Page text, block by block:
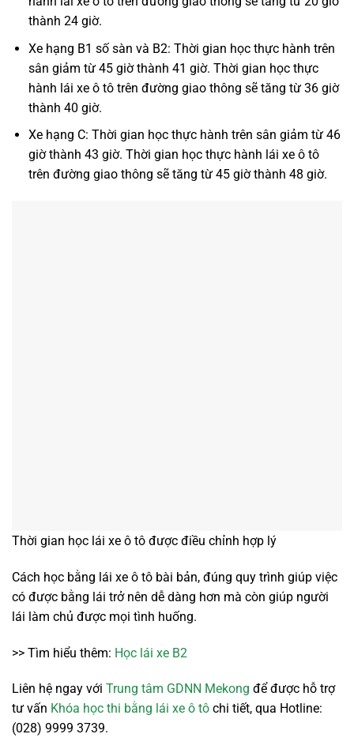
thành 24 giờ.
Xe hạng B1 số sàn và B2: Thời gian học thực hành trên
sân giảm từ 45 giờ thành 41 giờ. Thời gian học thực
hành lái xe ô tô trên đường giao thông sẽ tăng từ 36 giờ
thành 40 giờ.
Xe hạng C: Thời gian học thực hành trên sân giảm từ 46
giờ thành 43 giờ. Thời gian học thực hành lái xe ô tô
trên đường giao thông sẽ tăng từ 45 giờ thành 48 giờ.
Thời gian học lái xe ô tô được điều chỉnh hợp lý
Cách học bằng lái xe ô tô bài bản, đúng quy trình giúp việc
có được bằng lái trở nên dễ dàng hơn mà còn giúp người
lái làm chủ được mọi tình huống.
>> Tìm hiểu thêm: Học lái xe B2
Liên hệ ngay với Trung tâm GDNN Mekong để được hỗ trợ
tư vấn Khóa học thi bằng lái xe ô tô chi tiết, qua Hotline:
(028) 9999 3739.